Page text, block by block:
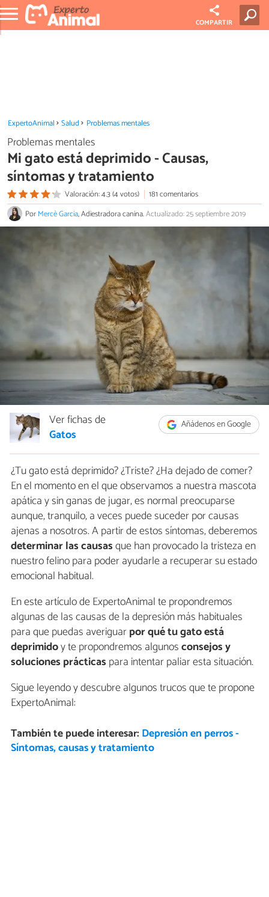
COMPARTIR
ExpertoAnimal Salud Problemas mentales
Problemas mentales
Mi gato está deprimido - Causas,
síntomas y tratamiento
Valoración: 4.3 (4 votos)
181 comentarios
PorMercè Garcia, Adiestradora canina.Actualizado: 25 septiembre 2019
Añádenos en Google
Ver fichas de
Gatos
¿Tu gato está deprimido? ¿Triste? ¿Ha dejado de comer?
En el momento en el que observamos a nuestra mascota
apática y sin ganas de jugar, es normal preocuparse
aunque, tranquilo, a veces puede suceder por causas
ajenas a nosotros. A partir de estos síntomas, deberemos
determinar las causasque han provocado la tristeza en
nuestro felino para poder ayudarle a recuperar su estado
emocional habitual.
En este artículo de ExpertoAnimal te propondremos
algunas de las causas de la depresión más habituales
para que puedas averiguarpor qué tu gato está
deprimidoy te propondremos algunosconsejos y
soluciones prácticas para intentar paliar esta situación.
Sigue leyendo y descubre algunos trucos que te propone
ExpertoAnimal:
También te puede interesar: Depresión en perros -
Síntomas, causas y tratamiento